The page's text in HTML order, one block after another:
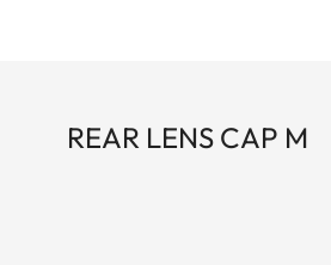
REAR LENS CAP M